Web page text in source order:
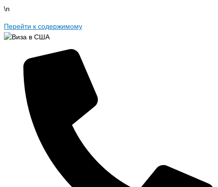
\n
Перейти к содержимому